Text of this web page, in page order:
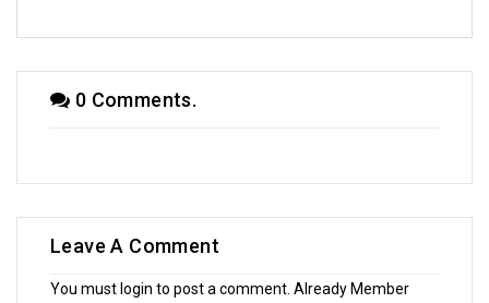
0 Comments.
Leave A Comment
You must login to post a comment. Already Member